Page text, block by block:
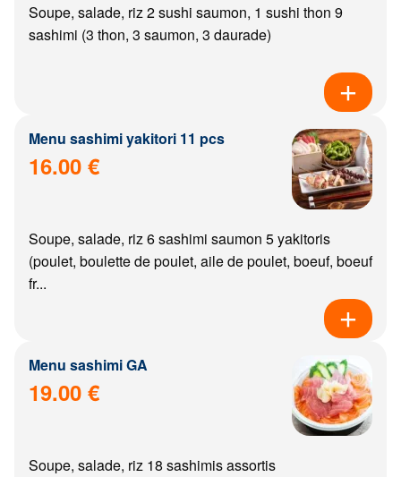
Soupe, salade, riz 2 sushi saumon, 1 sushi thon 9
sashimi (3 thon, 3 saumon, 3 daurade)
Menu sashimi yakitori 11 pcs
16.00 €
Soupe, salade, riz 6 sashimi saumon 5 yakitoris
(poulet, boulette de poulet, aile de poulet, boeuf, boeuf
fr...
Menu sashimi GA
19.00 €
Soupe, salade, riz 18 sashimis assortis